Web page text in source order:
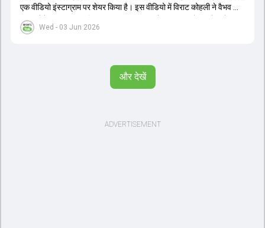
Wed - 03 Jun 2026
एक वीडियो इंस्टाग्राम पर शेयर किया है। इस वीडियो में विराट कोहली ने वैभव को
सलाह देते हुए कहा, 'एक बिहारी सब पर भारी। बस गेम खत्म।' कोहली ने उन्हें खुद
पर विश्वास रखने और नकारात्मक बातों पर ध्यान न देने की सलाह दी। आईपीएल
सीरीज खेलेंगे। वहीं, विराट कोहली लंदन रवाना हो गए हैं और अगली वनडे सीरीज में
और देखें